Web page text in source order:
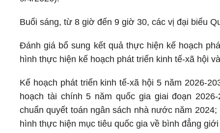
Buổi sáng, từ 8 giờ đến 9 giờ 30, các vị đại biểu
Đánh giá bổ sung kết quả thực hiện kế hoạch
hình thực hiện kế hoạch phát triển kinh tế-xã hội
Kế hoạch phát triển kinh tế-xã hội 5 năm 2026-
hoạch tài chính 5 năm quốc gia giai đoạn
chuẩn quyết toán ngân sách nhà nước năm
hình thực hiện mục tiêu quốc gia về bình đẳng